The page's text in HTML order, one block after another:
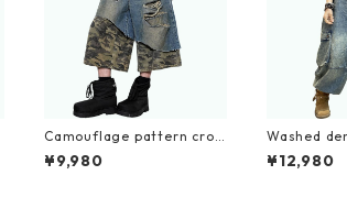
Camouflage pattern crop
ped wide denim jeans D01
00
¥9,980
Washed
0234
¥12,980